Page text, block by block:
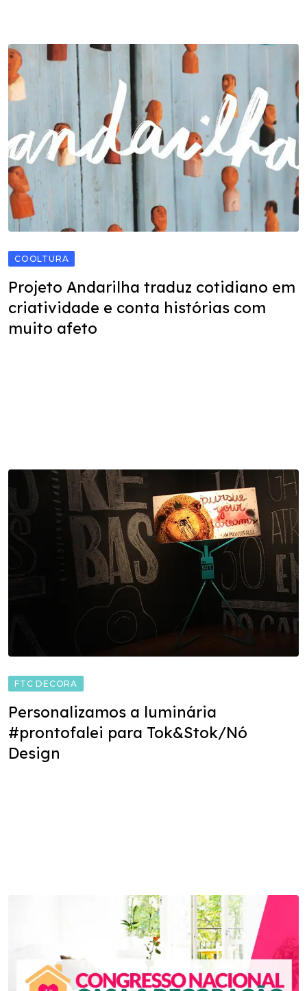
COOLTURA
Projeto Andarilha traduz cotidiano em
criatividade e conta histórias com
muito afeto
FTC DECORA
Personalizamos a luminária
#prontofalei para Tok&Stok/Nó
Design